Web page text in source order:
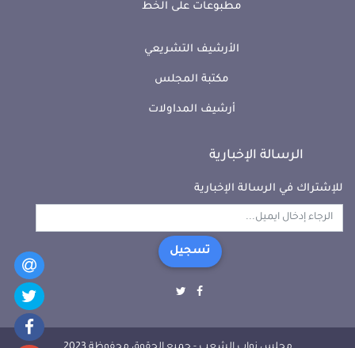
كتلة الأحرار
كتلة الأحرار
مطبوعات على الخط
الأرشيف التشريعي
مكتبة المجلس
أرشيف المداولات
الرسالة الإخبارية
للإشتراك في الرسالة الإخبارية
تسجيل